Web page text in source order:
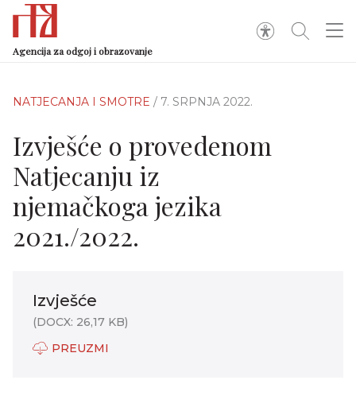
Agencija za odgoj i obrazovanje
NATJECANJA I SMOTRE / 7. SRPNJA 2022.
Izvješće o provedenom
Natjecanju iz
njemačkoga jezika
2021./2022.
Izvješće
(DOCX: 26,17 KB)
PREUZMI